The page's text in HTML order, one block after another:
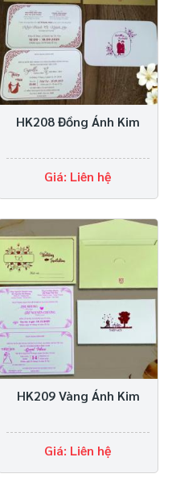
HK208 Đồng Ánh Kim
Giá: Liên hệ
HK209 Vàng Ánh Kim
Giá: Liên hệ